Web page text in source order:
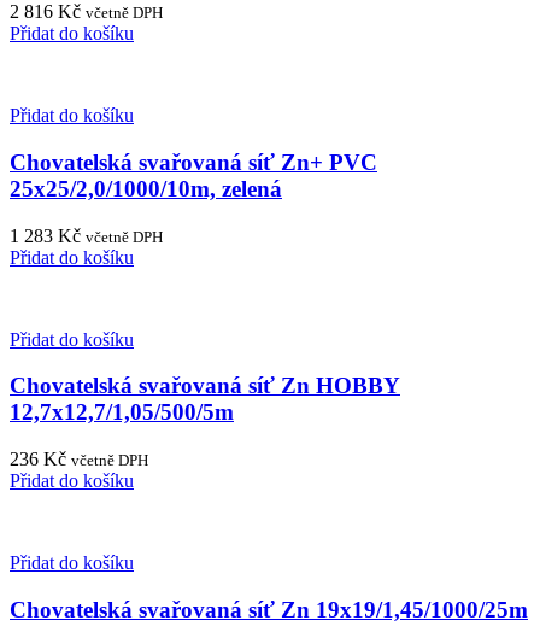
2 816 Kč včetně DPH
Přidat do košíku
Přidat do košíku
Chovatelská svařovaná síť Zn+ PVC
25x25/2,0/1000/10m, zelená
1 283 Kč včetně DPH
Přidat do košíku
Přidat do košíku
Chovatelská svařovaná síť Zn HOBBY
12,7x12,7/1,05/500/5m
236 Kč včetně DPH
Přidat do košíku
Přidat do košíku
Chovatelská svařovaná síť Zn 19x19/1,45/1000/25m